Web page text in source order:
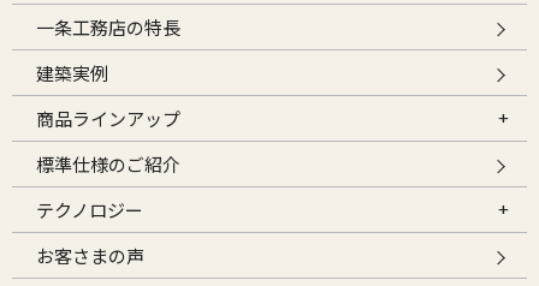
一条工務店の特長
建築実例
商品ラインアップ
標準仕様のご紹介
テクノロジー
お客さまの声